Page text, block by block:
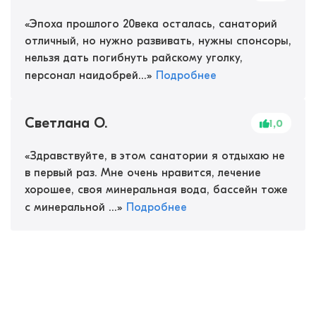
«Эпоха прошлого 20века осталась, санаторий
отличный, но нужно развивать, нужны спонсоры,
нельзя дать погибнуть райскому уголку,
персонал наидобрей...» Подробнее
Светлана О. 1,0
«Здравствуйте, в этом санатории я отдыхаю не
в первый раз. Мне очень нравится, лечение
хорошее, своя минеральная вода, бассейн тоже
с минеральной ...» Подробнее